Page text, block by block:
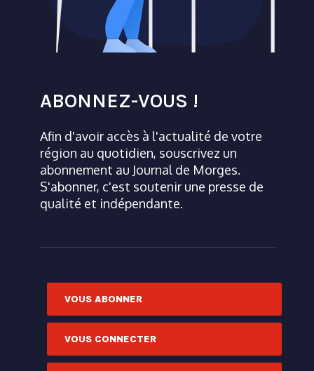
ABONNEZ-VOUS !
Afin d'avoir accès à l'actualité de votre
région au quotidien, souscrivez un
abonnement au Journal de Morges.
S'abonner, c'est soutenir une presse de
qualité et indépendante.
VOUS ABONNER
VOUS CONNECTER